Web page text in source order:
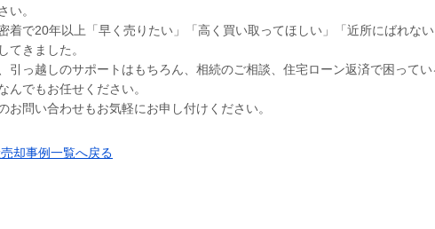
い。
着で20年以上「早く売りたい」「高く買い取ってほしい」「近所にばれな
てきました。
引っ越しのサポートはもちろん、相続のご相談、住宅ローン返済で困って
んでもお任せください。
お問い合わせもお気軽にお申し付けください。
却事例一覧へ戻る